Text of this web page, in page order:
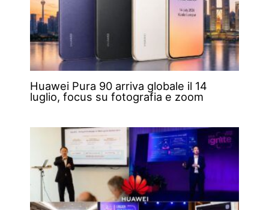
Huawei Pura 90 arriva globale il 14
luglio, focus su fotografia e zoom